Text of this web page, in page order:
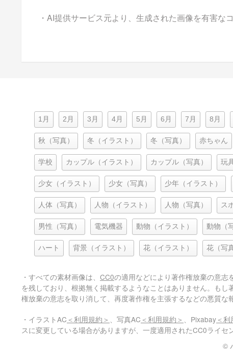
・AI提供サービス元より、生成された画像を有害な
1月 2月 3月 4月 5月 6月 7月 8月
秋（写真） 冬（イラスト） 冬（写真） 赤ちゃん
学校 カップル（イラスト） カップル（写真） 玩
少女（イラスト） 少女（写真） 少年（イラスト）
人体（写真） 人物（イラスト） 人物（写真） ス
男性（写真） 電気機器 動物（イラスト） 動物（
ハート 背景（イラスト） 花（イラスト） 花（写
・すべての素材画像は、 CC0の適用などにより著作権放棄の意志
を残しており、根拠無く掲載するようなことはありません。も
権放棄の意志を取り消して、再度著作権を主張するなどの悪質な
・イラストAC ＜利用規約＞ 、写真AC ＜利用規約＞ 、Pixabay ＜利
スに変更している場合がありますが、一度適用されたCC0ライセ
©